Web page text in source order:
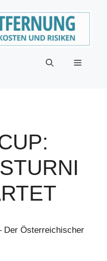
Menü
Der Österreichischer